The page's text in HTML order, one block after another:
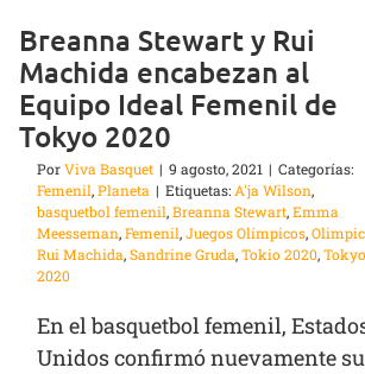
Breanna Stewart y Rui
Machida encabezan al
Equipo Ideal Femenil de
Tokyo 2020
PorViva Basquet | 9 agosto, 2021 | Categorías:
Femenil,Planeta | Etiquetas:A'ja Wilson,
basquetbol femenil,Breanna Stewart,Emma
Meesseman,Femenil,Juegos Olímpicos,
Rui Machida,Sandrine Gruda,Tokio 2020,Tokyo
2020
En el basquetbol femenil,
Unidos confirmó nuevamente su